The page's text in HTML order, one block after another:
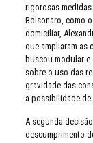
rigorosas
Bolsonaro, como
domiciliar,
que ampliaram as
buscou modular e
sobre o uso das
gravidade das
a possibilidade de
A segunda
descumprimento